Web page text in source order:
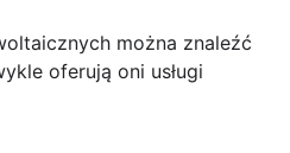
można znaleźć
oferują oni usługi